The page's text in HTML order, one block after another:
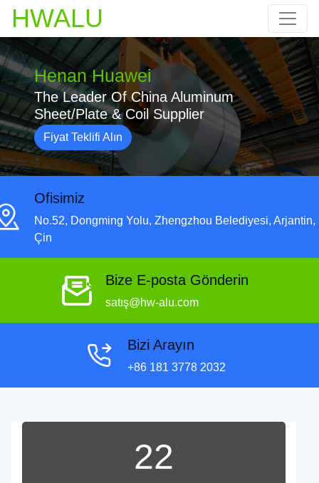
HWALU
Henan Huawei
The Leader Of China Aluminum
Sheet/Plate & Coil Supplier
Fiyat Teklifi Alın
Ofisimiz
No.52, Dongming Yolu, Zhengzhou Belediyesi, Arjantin,
Çin
Bize E-posta Gönderin
satış@hw-alu.com
Bizi Arayın
+86 181 3778 2032
22